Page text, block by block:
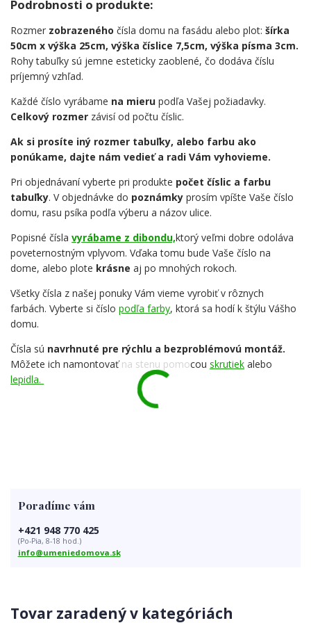
Podrobnosti o produkte:
Rozmer zobrazeného čísla domu na fasádu alebo plot: šírka
50cm x výška 25cm, výška číslice 7,5cm, výška písma 3cm.
Rohy tabuľky sú jemne esteticky zaoblené, čo dodáva číslu
príjemný vzhľad.
Každé číslo vyrábame na mieru podľa Vašej požiadavky.
Celkový rozmer závisí od počtu číslic.
Ak si prosíte iný rozmer tabuľky, alebo farbu ako
ponúkame, dajte nám vedieť a radi Vám vyhovieme.
Pri objednávaní vyberte pri produkte počet číslic a farbu
tabuľky. V objednávke do poznámky prosím vpíšte Vaše číslo
domu, rasu psíka podľa výberu a názov ulice.
Popisné čísla vyrábame z dibondu,ktorý veľmi dobre odoláva
poveternostným vplyvom. Vďaka tomu bude Vaše číslo na
dome, alebo plote krásne aj po mnohých rokoch.
Všetky čísla z našej ponuky Vám vieme vyrobiť v rôznych
farbách. Vyberte si číslo podľa farby, ktorá sa hodí k štýlu Vášho
domu.
Čísla sú navrhnuté pre rýchlu a bezproblémovú montáž.
Môžete ich namontovať na stenu pomocou skrutiek alebo
lepidla.
Tovar zaradený v kategóriách
Poradíme vám
+421 948 770 425
(Po-Pia, 8-18 hod.)
info@umeniedomova.sk